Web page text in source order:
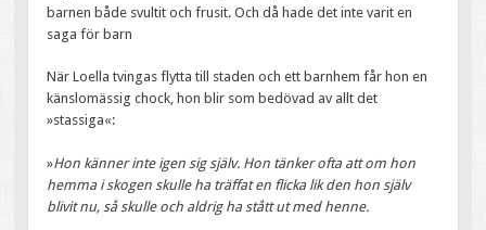
barnen både svultit och frusit. Och då hade det inte varit en
saga för barn
När Loella tvingas flytta till staden och ett barnhem får hon en
känslomässig chock, hon blir som bedövad av allt det
»stassiga«:
»Hon känner inte igen sig själv. Hon tänker ofta att om hon
hemma i skogen skulle ha träffat en flicka lik den hon själv
blivit nu, så skulle och aldrig ha stått ut med henne.